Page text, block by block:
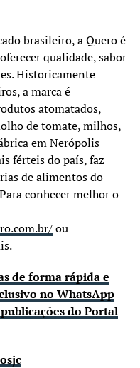
brasileiro, a Quero é
qualidade, sabor
Historicamente
a marca é
atomatados,
de tomate, milhos,
em Nerópolis
férteis do país, faz
de alimentos do
conhecer melhor o
ou
de forma rápida e
no WhatsApp
do Portal